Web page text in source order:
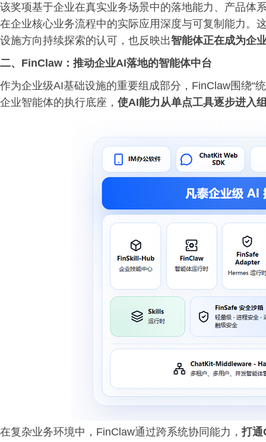
该奖项基于企业在真实业务场景中的落地能力、产品体
在企业核心业务流程中的实际应用深度与可复制能力。
设施方向持续探索的认可，也反映出智能体正在成为企
二、FinClaw：推动企业AI落地的智能体中台
作为企业级AI基础设施的重要组成部分，FinClaw围绕“
企业智能体的执行底座， 使AI能力从单点工具逐步进入
在复杂业务环境中，FinClaw通过跨系统协同能力，打通